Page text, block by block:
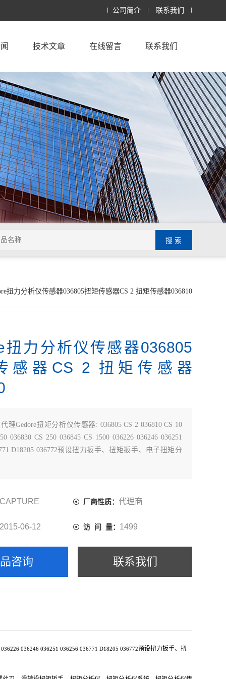
公司简介 联系我们
技术文章 在线留言 联系我们
扭力分析仪传感器036805扭矩传感器CS 2 扭矩传感器036810
扭力分析仪传感器036805
感器CS 2 扭矩传感器
代理Gedore扭矩分析仪传感器: 036805 CS 2 036810 CS 10
036830 CS 250 036845 CS 1500 036226 036246 036251
D18205 036772预设扭力扳手、扭矩扳手、电子扭矩分
CAPTURE 厂商性质： 代理商
2015-06-12 访 问 量： 1499
咨询 联系我们
036226 036246 036251 036256 036771 D18205 036772预设扭力扳手、扭